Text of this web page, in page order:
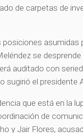
de carpetas de
posiciones asumidas
se
auditado con
sugirió el presidente
que está en la
de
y Jair Flores,